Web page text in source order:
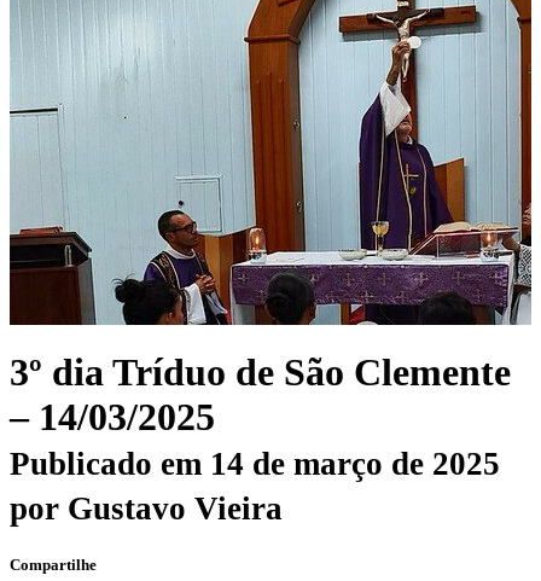
3º dia Tríduo de São Clemente
– 14/03/2025
Publicado em 14 de março de 2025
por Gustavo Vieira
Compartilhe